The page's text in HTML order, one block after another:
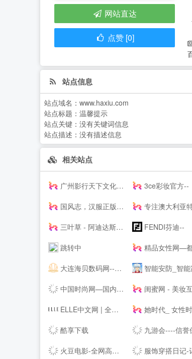
网站直达
点赞 [0]
站点信息
站点域名： www.haxiu.com
站点标题： 温馨提示
站点关键： 没有关键词信息
站点描述： 没有描述信息
相关站点
广州影行天下文化传播有限公司 3ce彩妆官方--
国风志，汉服正版导航站 Guofengzhi, Hanfu Genuine Navigation Station | 专注澳大利亚特产和新西兰特产的澳洲中文网 -
三叶草 - 阿迪达斯三叶草 - 三叶草-- FENDI芬迪--
跳转中 精品女性网—都市白领最喜爱的高端女性
大连海贝数码网--集中采购/免费送货/免费报价/免费咨询/优质服务 智能安防_智能家居_智能办公_人工智能机器人-
中国时尚网—国内时尚潮流生活方式融媒体平台 闺蜜网 - 美妆互动媒体 消费参考
ELLE中文网 | 全新高端女性-- | ELLE 世界时装之苑杂志-- 她时代_ 女性时尚生活网站|Smartshe-全球时尚
酷享下载 九游会----信誉
火豆电影-全网高清聚合影视-免费--
服饰穿搭日记-记录服饰美食精彩_潮流服装搭配技巧_穿衣搭配经验_服饰搭配穿